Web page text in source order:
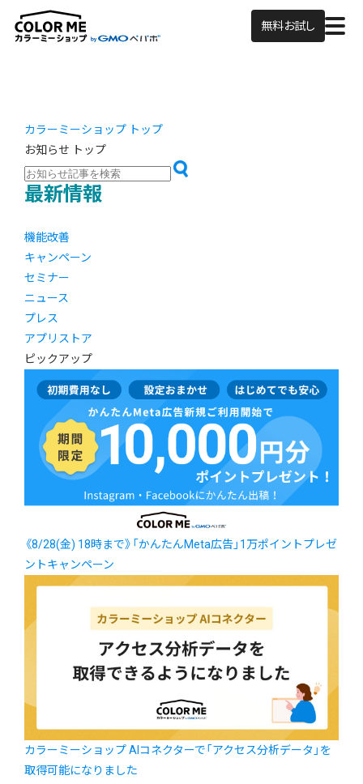
無料お試し
カラーミーショップ トップ
お知らせ トップ
最新情報
機能改善
キャンペーン
セミナー
ニュース
プレス
アプリストア
ピックアップ
《8/28(金) 18時まで》「かんたんMeta広告」1万ポイントプレゼ
ントキャンペーン
カラーミーショップ AIコネクターで「アクセス分析データ」を
取得可能になりました